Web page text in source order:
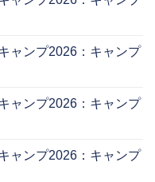
ャンプ2026：キャンプ
ャンプ2026：キャンプ
ャンプ2026：キャンプ